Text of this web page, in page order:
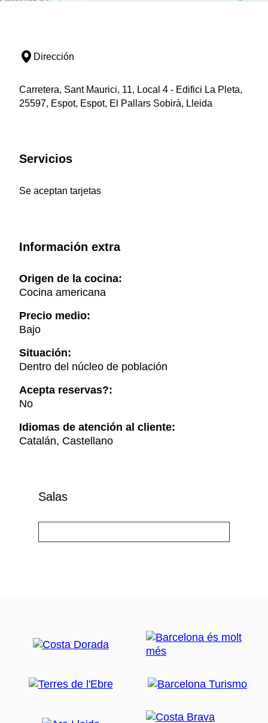
Dirección
Carretera, Sant Maurici, 11, Local 4 - Edifici La Pleta,
25597, Espot, Espot, El Pallars Sobirà, Lleida
Servicios
Se aceptan tarjetas
Información extra
Origen de la cocina:
Cocina americana
Precio medio:
Bajo
Situación:
Dentro del núcleo de población
Acepta reservas?:
No
Idiomas de atención al cliente:
Catalán, Castellano
Salas